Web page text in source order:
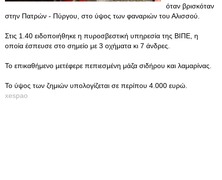
όταν βρισκόταν
στην Πατρών - Πύργου, στο ύψος των φαναριών του Αλισσού.
Στις 1.40 ειδοποιήθηκε η πυροσβεστική υπηρεσία της ΒΙΠΕ, η
οποία έσπευσε στο σημείο με 3 οχήματα κι 7 άνδρες.
Το επικαθήμενο μετέφερε πεπιεσμένη μάζα σιδήρου και λαμαρίνας.
Το ύψος των ζημιών υπολογίζεται σε περίπου 4.000 ευρώ.
xespao